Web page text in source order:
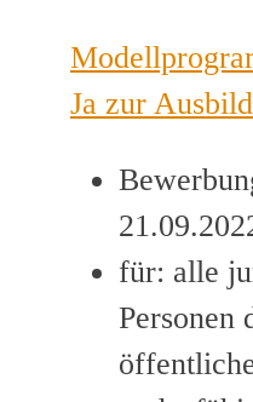
Ja zur
für: alle
Personen